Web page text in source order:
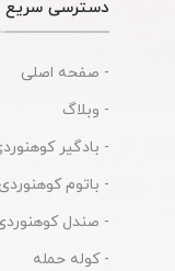
دسترسی سریع
- صفحه اصلی
- وبلاگ
- بادگیر
- باتوم کوهنوردی
- صندل
- کوله حمله